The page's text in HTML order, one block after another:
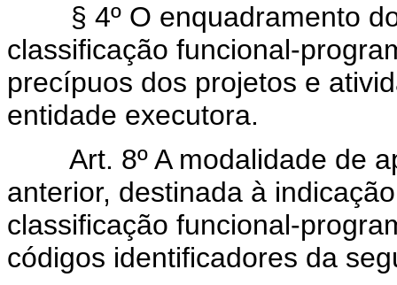
§ 4º O enquadramento
classificação funcional-
precípuos dos projetos e
entidade executora.
Art. 8º A modalidade de
anterior, destinada à
classificação funcional-
códigos identificadores da